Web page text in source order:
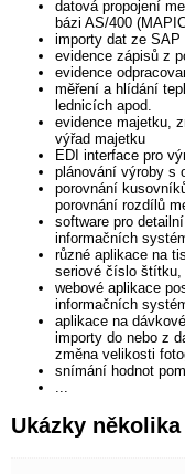
datová propojení
bázi AS/400
importy dat ze SAP
evidence zápisů z
evidence
měření a hlídání
lednicích apod.
evidence majetku,
výřad majetku
EDI interface pro
plánování výroby s
porovnání
porovnání rozdílů
software pro
informačních
různé aplikace na
seriové číslo štítku,
webové aplikace
informačních
aplikace na
importy do nebo z
změna velikosti
snímání hodnot
Ukázky